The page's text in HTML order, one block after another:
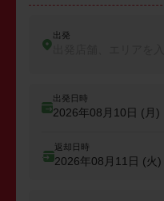
出発
出発日時
2026年08月10日 (月)
返却日時
2026年08月11日 (火)